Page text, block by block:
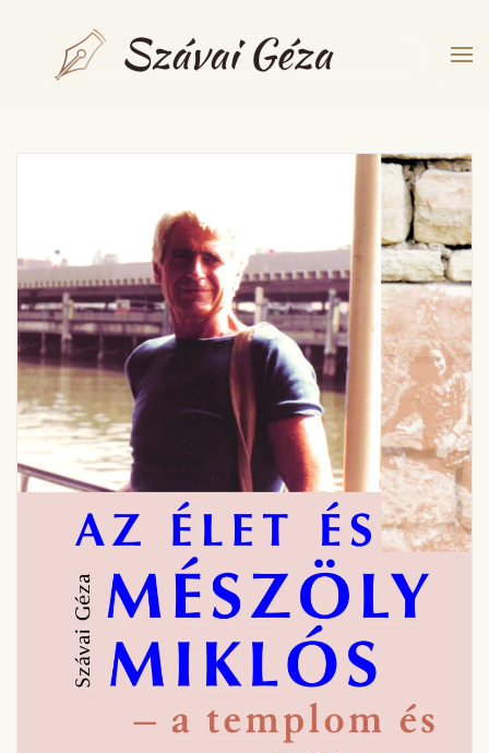
Fő tartalom átugrása